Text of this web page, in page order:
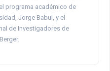
programa académico de
Jorge Babul, y el
de Investigadores de